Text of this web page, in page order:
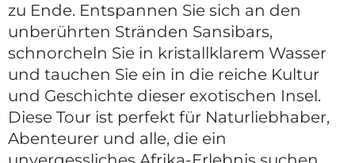
zu Ende. Entspannen Sie sich an den
unberührten Stränden Sansibars,
schnorcheln Sie in kristallklarem Wasser
und tauchen Sie ein in die reiche Kultur
und Geschichte dieser exotischen Insel.
Diese Tour ist perfekt für Naturliebhaber,
Abenteurer und alle, die ein